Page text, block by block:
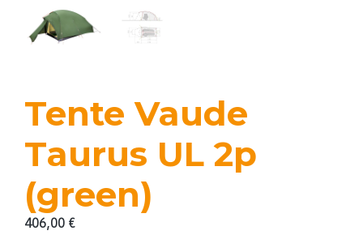
Tente Vaude
Taurus UL 2p
(green)
406,00€